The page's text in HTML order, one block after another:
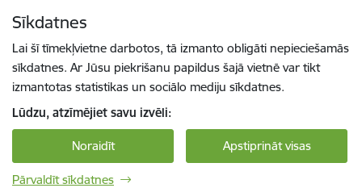
Sīkdatnes
Lai šī tīmekļvietne darbotos, tā izmanto obligāti nepieciešamās
sīkdatnes. Ar Jūsu piekrišanu papildus šajā vietnē var tikt
izmantotas statistikas un sociālo mediju sīkdatnes.
Lūdzu, atzīmējiet savu izvēli:
Noraidīt Apstiprināt visas
Pārvaldīt sīkdatnes